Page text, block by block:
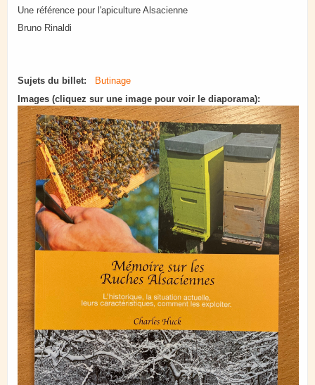
Une référence pour l'apiculture Alsacienne
Bruno Rinaldi
Sujets du billet:
Butinage
Images (cliquez sur une image pour voir le diaporama):